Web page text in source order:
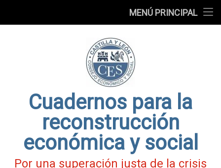
MENÚ PRINCIPAL
Cuadernos para la
reconstrucción
económica y social
Por una superación justa de la crisis